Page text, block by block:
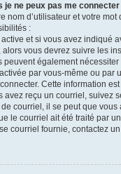
ne peux pas me connecter
nom d’utilisateur et votre mot
:
et si vous avez indiqué
alors vous devrez suivre les
peuvent également
par vous-même ou par
Cette information
avez reçu un courriel, suivez
courriel, il se peut que vous
le courriel ait été traité par
courriel fournie, contactez